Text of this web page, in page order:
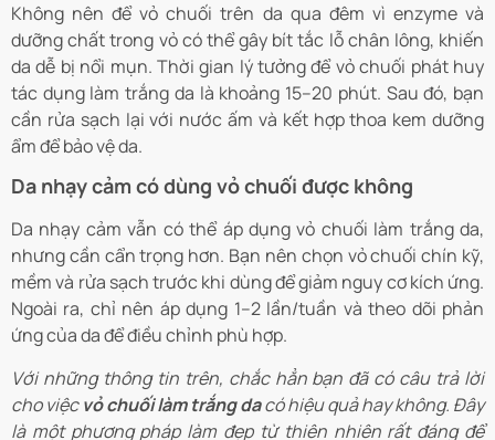
Không nên để vỏ chuối trên da qua đêm vì enzyme và
dưỡng chất trong vỏ có thể gây bít tắc lỗ chân lông, khiến
da dễ bị nổi mụn. Thời gian lý tưởng để vỏ chuối phát huy
tác dụng làm trắng da là khoảng 15–20 phút. Sau đó, bạn
cần rửa sạch lại với nước ấm và kết hợp thoa kem dưỡng
ẩm để bảo vệ da.
Da nhạy cảm có dùng vỏ chuối được không
Da nhạy cảm vẫn có thể áp dụng vỏ chuối làm trắng da,
nhưng cần cẩn trọng hơn. Bạn nên chọn vỏ chuối chín kỹ,
mềm và rửa sạch trước khi dùng để giảm nguy cơ kích ứng.
Ngoài ra, chỉ nên áp dụng 1–2 lần/tuần và theo dõi phản
ứng của da để điều chỉnh phù hợp.
Với những thông tin trên, chắc hẳn bạn đã có câu trả lời
cho việcvỏ chuối làm trắng dacó hiệu quả hay không. Đây
là một phương pháp làm đẹp từ thiên nhiên rất đáng để